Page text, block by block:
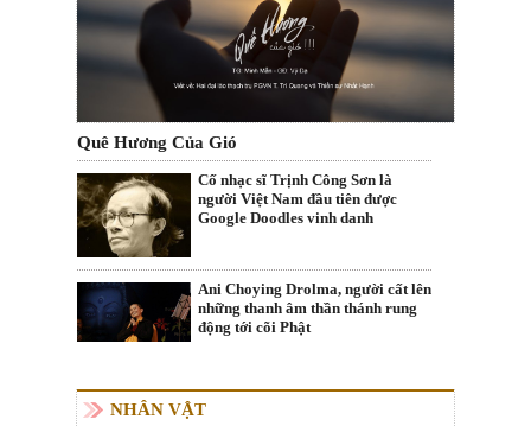
Quê Hương Của Gió
Cố nhạc sĩ Trịnh Công Sơn là
người Việt Nam đầu tiên được
Google Doodles vinh danh
Ani Choying Drolma, người cất lên
những thanh âm thần thánh rung
động tới cõi Phật
NHÂN VẬT